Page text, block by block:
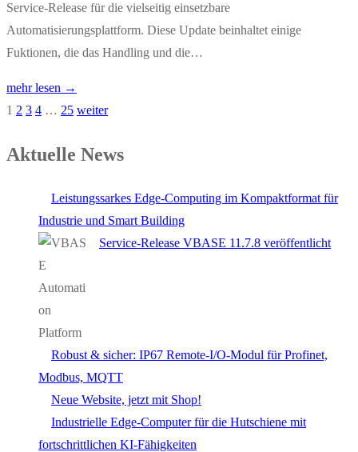
Service-Release für die vielseitig einsetzbare
Automatisierungsplattform. Diese Update beinhaltet einige
Fuktionen, die das Handling und die…
mehr lesen →
1 2 3 4 … 25 weiter
Aktuelle News
Leistungssarkes Edge-Computing im Kompaktformat für
Industrie und Smart Building
Service-Release VBASE 11.7.8 veröffentlicht
Robust & sicher: IP67 Remote-I/O-Modul für Profinet,
Modbus, MQTT
Neue Website, jetzt mit Shop!
Industrielle Edge-Computer für die Hutschiene mit
fortschrittlichen KI-Fähigkeiten